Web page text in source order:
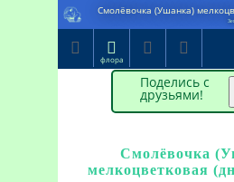
Смолёвочка (Ушанка)
 
флора
 
Поделись с
друзьями!
Смолёвочка
мелкоцветковая